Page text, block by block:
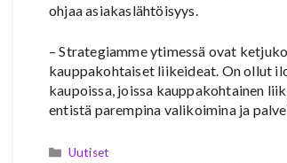
ohjaa asiakaslähtöisyys.
– Strategiamme ytimessä ovat
kauppakohtaiset liikeideat. On ollut
kaupoissa, joissa kauppakohtainen
entistä parempina valikoimina ja
Kategoriat
Uutiset